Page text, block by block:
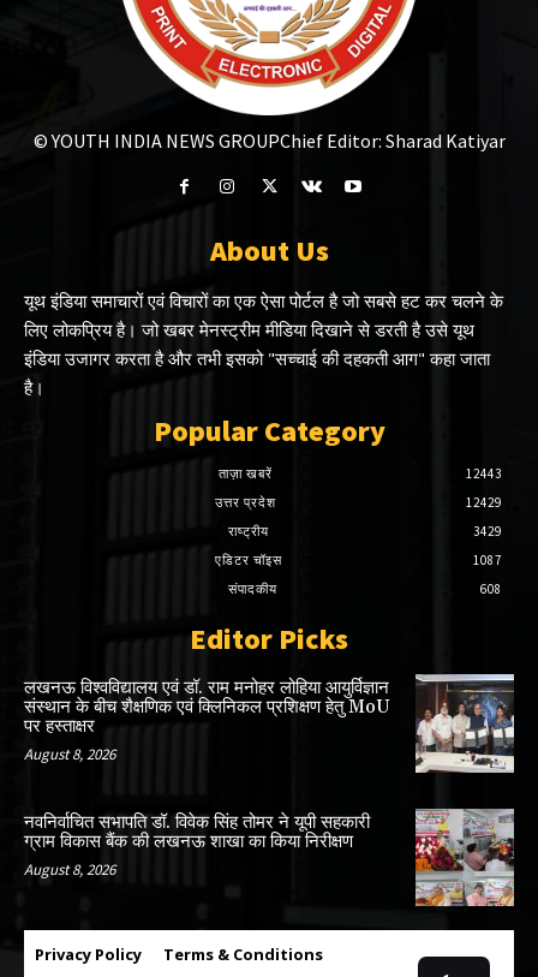
© YOUTH INDIA NEWS GROUPChief Editor: Sharad Katiyar
About Us
यूथ इंडिया समाचारों एवं विचारों का एक ऐसा पोर्टल है जो सबसे हट कर चलने के
लिए लोकप्रिय है। जो खबर मेनस्ट्रीम मीडिया दिखाने से डरती है उसे यूथ
इंडिया उजागर करता है और तभी इसको "सच्चाई की दहकती आग" कहा जाता
है।
Popular Category
ताज़ा खबरें
12443
उत्तर प्रदेश
12429
राष्ट्रीय
3429
एडिटर चॉइस
1087
संपादकीय
608
Editor Picks
लखनऊ विश्वविद्यालय एवं डॉ. राम मनोहर लोहिया आयुर्विज्ञान
संस्थान के बीच शैक्षणिक एवं क्लिनिकल प्रशिक्षण हेतु MoU
पर हस्ताक्षर
August 8, 2026
नवनिर्वाचित सभापति डॉ. विवेक सिंह तोमर ने यूपी सहकारी
ग्राम विकास बैंक की लखनऊ शाखा का किया निरीक्षण
August 8, 2026
Privacy Policy Terms & Conditions